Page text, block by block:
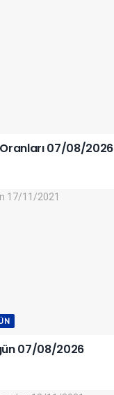
07/08/2026
07/08/2026